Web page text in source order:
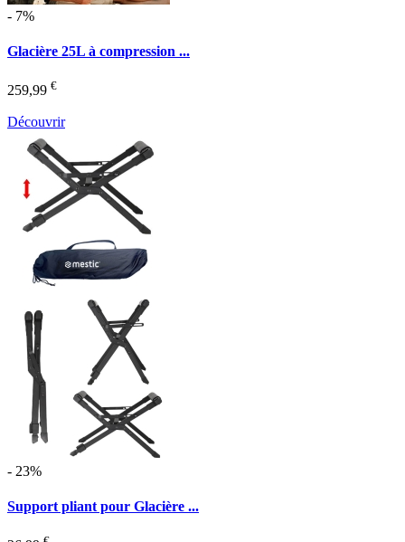
- 7%
Glacière 25L à compression ...
259,99 €
Découvrir
- 23%
Support pliant pour Glacière ...